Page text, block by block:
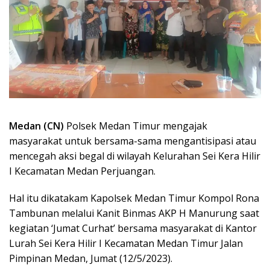
Medan (CN) Polsek Medan Timur mengajak
masyarakat untuk bersama-sama mengantisipasi atau
mencegah aksi begal di wilayah Kelurahan Sei Kera Hilir
I Kecamatan Medan Perjuangan.
Hal itu dikatakam Kapolsek Medan Timur Kompol Rona
Tambunan melalui Kanit Binmas AKP H Manurung saat
kegiatan ‘Jumat Curhat’ bersama masyarakat di Kantor
Lurah Sei Kera Hilir I Kecamatan Medan Timur Jalan
Pimpinan Medan, Jumat (12/5/2023).